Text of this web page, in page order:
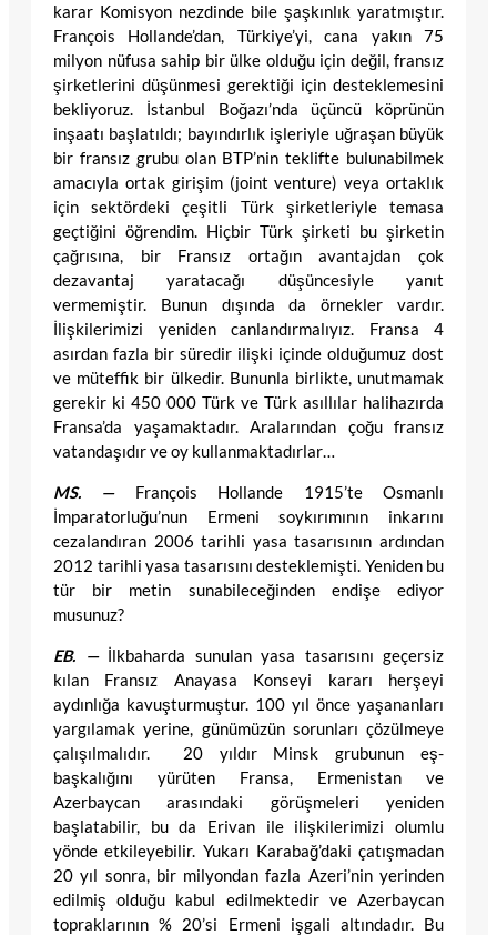
karar Komisyon nezdinde bile şaşkınlık yaratmıştır.
François Hollande’dan, Türkiye’yi, cana yakın 75
milyon nüfusa sahip bir ülke olduğu için değil, fransız
şirketlerini düşünmesi gerektiği için desteklemesini
bekliyoruz. İstanbul Boğazı’nda üçüncü köprünün
inşaatı başlatıldı; bayındırlık işleriyle uğraşan büyük
bir fransız grubu olan BTP’nin teklifte bulunabilmek
amacıyla ortak girişim (joint venture) veya ortaklık
için sektördeki çeşitli Türk şirketleriyle temasa
geçtiğini öğrendim. Hiçbir Türk şirketi bu şirketin
çağrısına, bir Fransız ortağın avantajdan çok
dezavantaj yaratacağı düşüncesiyle yanıt
vermemiştir. Bunun dışında da örnekler vardır.
İlişkilerimizi yeniden canlandırmalıyız. Fransa 4
asırdan fazla bir süredir ilişki içinde olduğumuz dost
ve müteffik bir ülkedir. Bununla birlikte, unutmamak
gerekir ki 450 000 Türk ve Türk asıllılar halihazırda
Fransa’da yaşamaktadır. Aralarından çoğu fransız
vatandaşıdır ve oy kullanmaktadırlar…
MS. — François Hollande 1915’te Osmanlı
İmparatorluğu’nun Ermeni soykırımının inkarını
cezalandıran 2006 tarihli yasa tasarısının ardından
2012 tarihli yasa tasarısını desteklemişti. Yeniden bu
tür bir metin sunabileceğinden endişe ediyor
musunuz?
EB. —İlkbaharda sunulan yasa tasarısını geçersiz
kılan Fransız Anayasa Konseyi kararı herşeyi
aydınlığa kavuşturmuştur. 100 yıl önce yaşananları
yargılamak yerine, günümüzün sorunları çözülmeye
çalışılmalıdır. 20 yıldır Minsk grubunun eş-
başkalığını yürüten Fransa, Ermenistan ve
Azerbaycan arasındaki görüşmeleri yeniden
başlatabilir, bu da Erivan ile ilişkilerimizi olumlu
yönde etkileyebilir. Yukarı Karabağ’daki çatışmadan
20 yıl sonra, bir milyondan fazla Azeri’nin yerinden
edilmiş olduğu kabul edilmektedir ve Azerbaycan
topraklarının % 20’si Ermeni işgali altındadır. Bu